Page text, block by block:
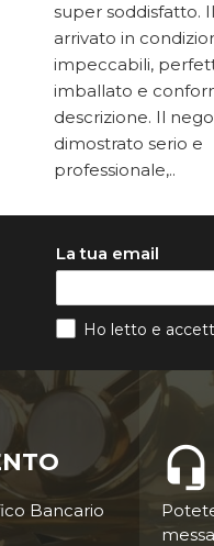
super soddisfatto.
arrivato in
impeccabili,
imballato e
descrizione. Il
dimostrato serio e
professionale,..
La tua email
Ho letto e
Bancario